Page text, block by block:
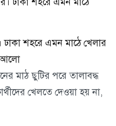
শহরে এমন মাঠে খেলার
আলো
মাঠ ছুটির পরে তালাবদ্ধ
খেলতে দেওয়া হয় না,